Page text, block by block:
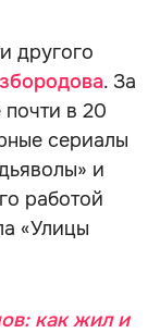
другого
. За
в 20
сериалы
и
работой
«Улицы
как жил и